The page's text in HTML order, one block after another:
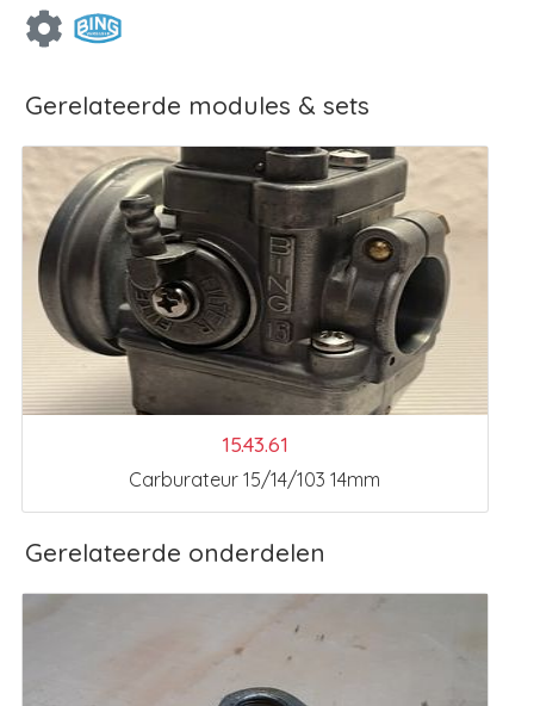
Gerelateerde modules & sets
15.43.61
Carburateur 15/14/103 14mm
Gerelateerde onderdelen